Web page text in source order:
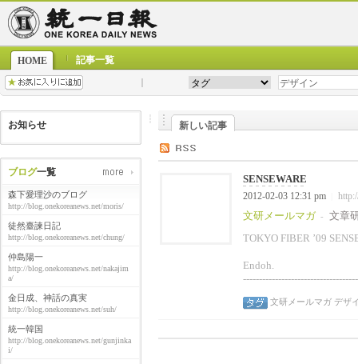
HOME 記事一覧
お知らせ
ブログ一覧
森下愛理沙のブログ
http://blog.onekoreanews.net/moris/
徒然臺諫日記
http://blog.onekoreanews.net/chung/
仲島陽一
http://blog.onekoreanews.net/nakajim
a/
金日成、神話の真実
http://blog.onekoreanews.net/suh/
統一韓国
http://blog.onekoreanews.net/gunjinka
i/
新しい記事
SENSEWARE
2012-02-03 12:31 pm
文研メールマガ -
文章
TOKYO FIBER ’09
Endoh.
文研メールマガ デザ